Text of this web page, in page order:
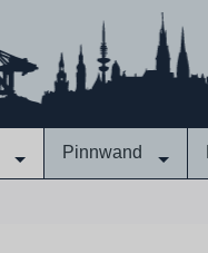
Pinnwand